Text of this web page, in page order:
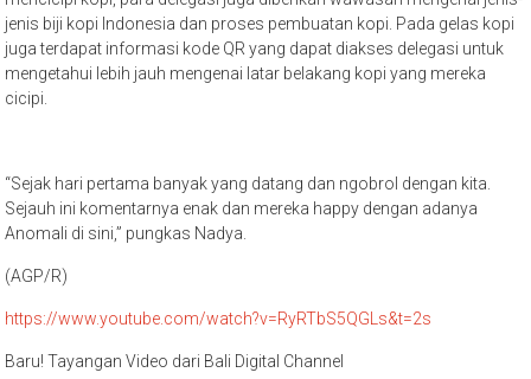
jenis biji kopi Indonesia dan proses pembuatan kopi. Pada gelas kopi
juga terdapat informasi kode QR yang dapat diakses delegasi untuk
mengetahui lebih jauh mengenai latar belakang kopi yang mereka
cicipi.
“Sejak hari pertama banyak yang datang dan ngobrol dengan kita.
Sejauh ini komentarnya enak dan mereka happy dengan adanya
Anomali di sini,” pungkas Nadya.
(AGP/R)
https://www.youtube.com/watch?v=RyRTbS5QGLs&t=2s
Baru! Tayangan Video dari Bali Digital Channel